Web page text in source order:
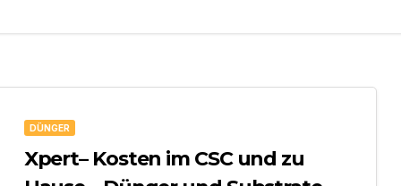
DÜNGER
Xpert– Kosten im CSC und zu